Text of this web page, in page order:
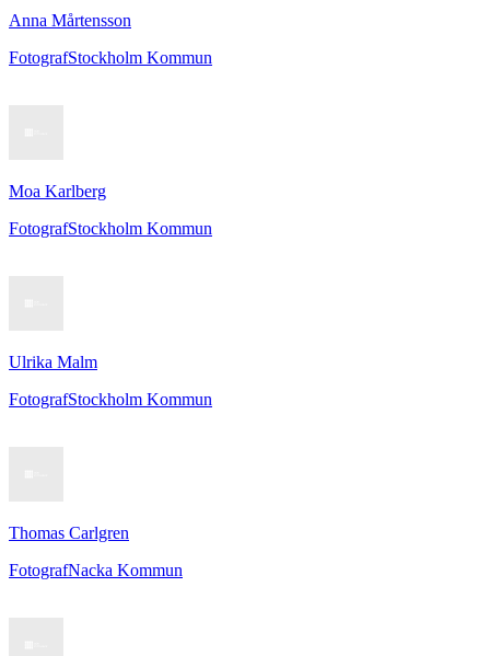
Anna Mårtensson
FotografStockholm Kommun
Moa Karlberg
FotografStockholm Kommun
Ulrika Malm
FotografStockholm Kommun
Thomas Carlgren
FotografNacka Kommun